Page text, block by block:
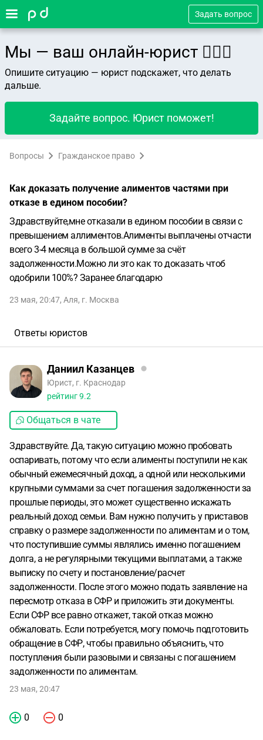
Задать вопрос
Мы — ваш онлайн-юрист 👨🏻‍⚖️
Опишите ситуацию — юрист подскажет, что делать
дальше.
Задайте вопрос. Юрист поможет!
Вопросы Гражданское право
Как доказать получение алиментов частями при
отказе в едином пособии?
Здравствуйте,мне отказали в едином пособии в связи с
превышением аллиментов.Алименты выплачены отчасти
всего 3-4 месяца в большой сумме за счёт
задолженности.Можно ли это как то доказать чтоб
одобрили 100%? Заранее благодарю
23 мая, 20:47, Аля, г. Москва
Ответы юристов
Даниил Казанцев
Юрист, г. Краснодар
рейтинг9.2
Общаться в чате
Здравствуйте. Да, такую ситуацию можно пробовать
оспаривать, потому что если алименты поступили не как
обычный ежемесячный доход, а одной или несколькими
крупными суммами за счет погашения задолженности за
прошлые периоды, это может существенно искажать
реальный доход семьи. Вам нужно получить у приставов
справку о размере задолженности по алиментам и о том,
что поступившие суммы являлись именно погашением
долга, а не регулярными текущими выплатами, а также
выписку по счету и постановление/расчет
задолженности. После этого можно подать заявление на
пересмотр отказа в СФР и приложить эти документы.
Если СФР все равно откажет, такой отказ можно
обжаловать. Если потребуется, могу помочь подготовить
обращение в СФР, чтобы правильно объяснить, что
поступления были разовыми и связаны с погашением
задолженности по алиментам.
23 мая, 20:47
0 0